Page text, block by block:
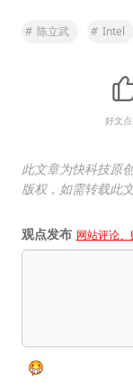
# 陈立武 # Intel
好文
此文章为快科技原
版权，如需转载此
观点发布 网站评论